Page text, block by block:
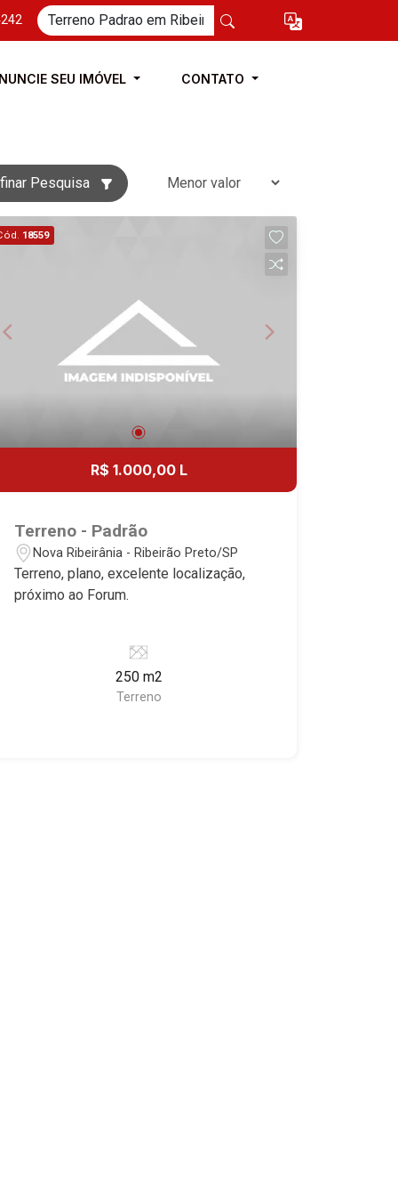
SEU IMÓVEL CONTATO
Pesquisa
18559
R$ 1.000,00 L
Terreno - Padrão
Nova Ribeirânia - Ribeirão Preto/SP
Terreno, plano, excelente localização,
próximo ao Forum.
250 m2
Terreno